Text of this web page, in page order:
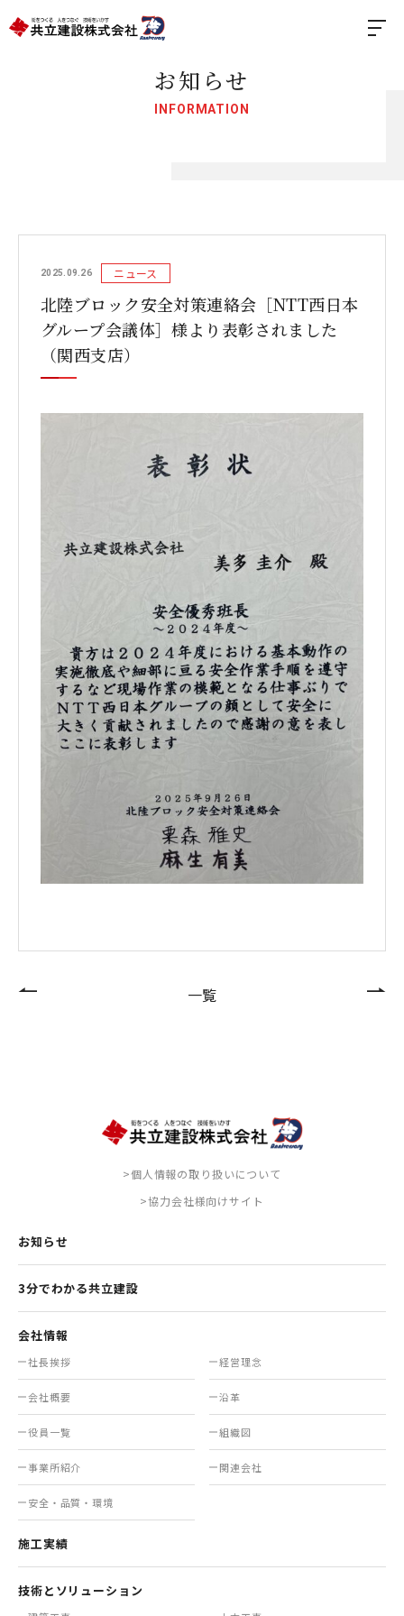
お知らせ
INFORMATION
2025.09.26 ニュース
北陸ブロック安全対策連絡会［NTT西日本
グループ会議体］様より表彰されました
（関西支店）
一覧
>個人情報の取り扱いについて
>協力会社様向けサイト
お知らせ
3分でわかる共立建設
会社情報
社長挨拶 経営理念
会社概要 沿革
役員一覧 組織図
事業所紹介 関連会社
安全・品質・環境
施工実績
技術とソリューション